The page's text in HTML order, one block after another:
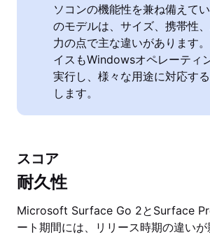
ソコンの機能性を兼ね備えて
のモデルは、サイズ、携帯性
力の点で主な違いがあります
イスもWindowsオペレーティ
実行し、様々な用途に対応す
します。
スコア
耐久性
Microsoft Surface Go 2とSurface
ート期間には、リリース時期の違いが